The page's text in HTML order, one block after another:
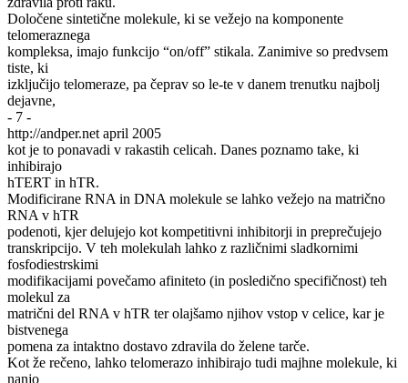
Določene sintetične molekule, ki se vežejo na komponente
telomeraznega
kompleksa, imajo funkcijo “on/off” stikala. Zanimive so predvsem
tiste, ki
izključijo telomeraze, pa čeprav so le-te v danem trenutku najbolj
dejavne,
- 7 -
http://andper.net april 2005
kot je to ponavadi v rakastih celicah. Danes poznamo take, ki
inhibirajo
hTERT in hTR.
Modificirane RNA in DNA molekule se lahko vežejo na matrično
RNA v hTR
podenoti, kjer delujejo kot kompetitivni inhibitorji in preprečujejo
transkripcijo. V teh molekulah lahko z različnimi sladkornimi
fosfodiestrskimi
modifikacijami povečamo afiniteto (in posledično specifičnost) teh
molekul za
matrični del RNA v hTR ter olajšamo njihov vstop v celice, kar je
bistvenega
pomena za intaktno dostavo zdravila do želene tarče.
Kot že rečeno, lahko telomerazo inhibirajo tudi majhne molekule, ki
nanjo